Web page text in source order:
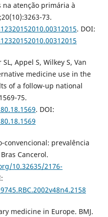
atenção primária à
73.
. DOI:
Appel S, Wilkey S, Van
medicine use in the
of a follow-up national
75.
. DOI:
convencional: prevalência
Cancerol.
10.32635/2176-
medicine in Europe. BMJ.